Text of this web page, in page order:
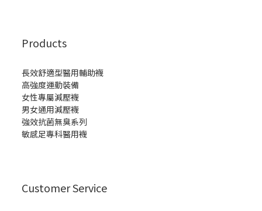
Products
長效舒適型醫用輔助襪
高強度運動裝備
女性專屬減壓襪
男女通用減壓襪
強效抗菌無臭系列
敏感足專科醫用襪
Customer Service